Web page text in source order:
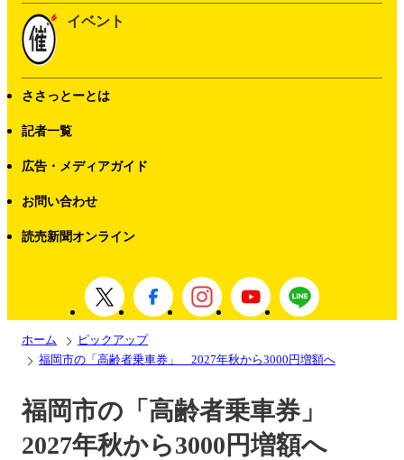
イベント
ささっとーとは
記者一覧
広告・メディアガイド
お問い合わせ
読売新聞オンライン
ホーム
ピックアップ
福岡市の「高齢者乗車券」 2027年秋から3000円増額へ
福岡市の「高齢者乗車券」
2027年秋から3000円増額へ